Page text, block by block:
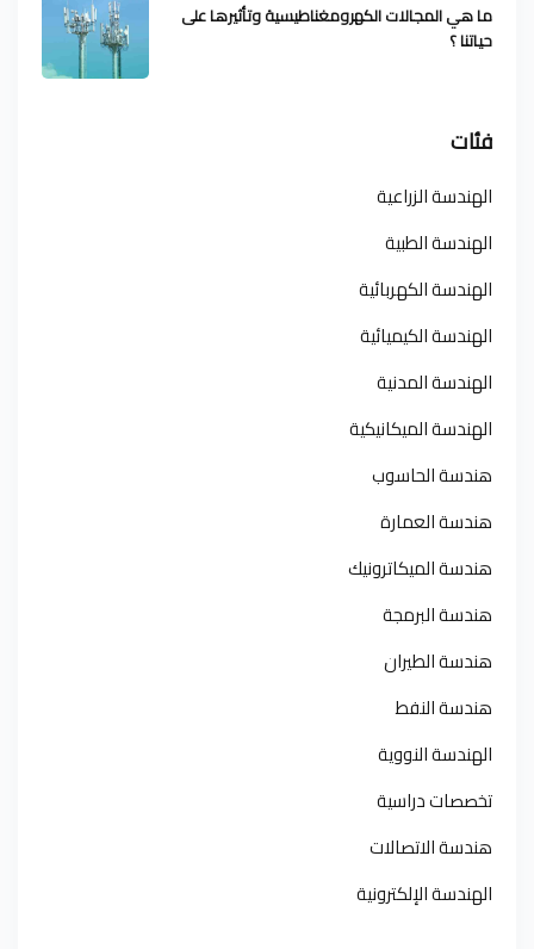
ما هي المجالات الكهرومغناطيسية وتأثيرها على
حياتنا ؟
فئات
الهندسة الزراعية
الهندسة الطبية
الهندسة الكهربائية
الهندسة الكيميائية
الهندسة المدنية
الهندسة الميكانيكية
هندسة الحاسوب
هندسة العمارة
هندسة الميكاترونيك
هندسة البرمجة
هندسة الطيران
هندسة النفط
الهندسة النووية
تخصصات دراسية
هندسة الاتصالات
الهندسة الإلكترونية